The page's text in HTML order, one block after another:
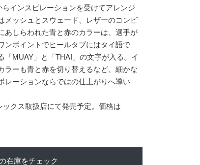
インスピレーションを受けてアレンジ
メッシュとスウェード、レザーのコンビ
あしらわれた青と赤のカラーは、選手が
ンポイントでヒールタブにはタイ語で
「MUAY」と「THAI」の文字が入る。イ
ラーも青と赤を切り替えるなど、細かな
レーションならではの仕上がりへ導い
クス取扱店にて発売予定。価格は
在庫をチェック